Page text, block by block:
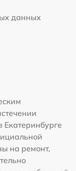
данных
на ремонт,